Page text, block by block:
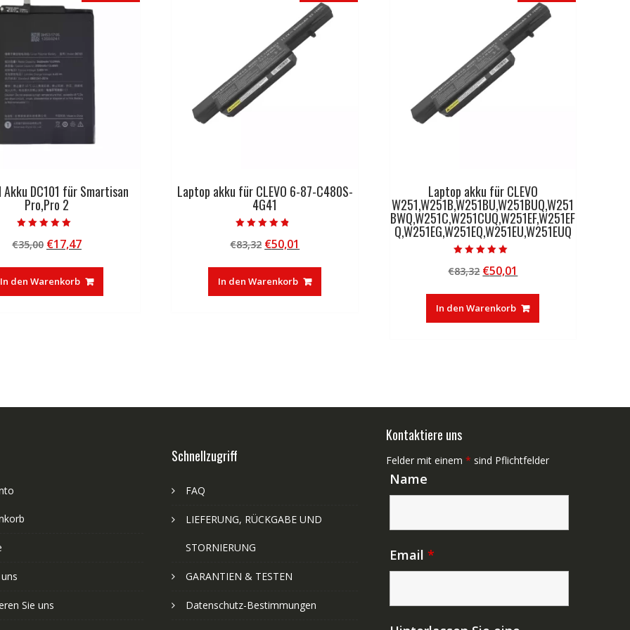
DC101 für Smartisan
Pro,Pro 2
5.00
von 5
€35,00 Ursprünglicher
war:
€35,00
€17,47Aktueller
ist:
€17,47.
In den Warenkorb
Laptop akku für CLEVO 6-87-C480S-
4G41
4.50
von 5
€83,32 Ursprünglicher
war:
€83,32
€50,01
ist:
€50,01.
In den Warenkorb
Laptop akku für CLEVO
W251,W251B,W251BU,W251BUQ,W251
BWQ,W251C,W251CUQ,W251EF,W251EF
Q,W251EG,W251EQ,W251EU,W251EUQ
5.00
von 5
€83,32 Ursprünglicher
war:
€83,32
€50,01
ist:
€50,01.
In den Warenkorb
Sie uns
Schnellzugriff
FAQ
LIEFERUNG, RÜCKGABE UND
STORNIERUNG
GARANTIEN & TESTEN
Datenschutz-Bestimmungen
Kontaktiere uns
Felder mit einem * sind Pflichtfelder
Name
Email *